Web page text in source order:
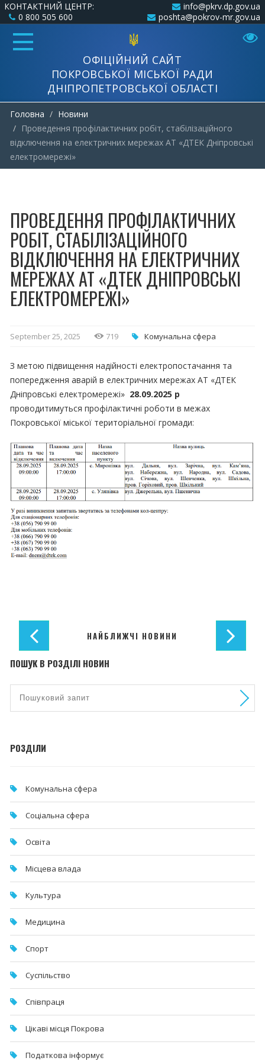
КОНТАКТНИЙ ЦЕНТР:
0 800 505 600
info@pkrv.dp.gov.ua
poshta@pokrov-mr.gov.ua
ОФІЦІЙНИЙ САЙТ
ПОКРОВСЬКОЇ МІСЬКОЇ РАДИ
ДНІПРОПЕТРОВСЬКОЇ ОБЛАСТІ
Головна
Новини
Проведення профілактичних робіт, стабілізаційного
відключення на електричних мережах АТ «ДТЕК Дніпровські
електромережі»
ПРОВЕДЕННЯ ПРОФІЛАКТИЧНИХ
РОБІТ, СТАБІЛІЗАЦІЙНОГО
ВІДКЛЮЧЕННЯ НА ЕЛЕКТРИЧНИХ
МЕРЕЖАХ АТ «ДТЕК ДНІПРОВСЬКІ
ЕЛЕКТРОМЕРЕЖІ»
September 25, 2025 719 Комунальна cфера
З метою підвищення надійності електропостачання та
попередження аварій в електричних мережах АТ «ДТЕК
Дніпровські електромережі» 28.09.2025 р
проводитимуться профілактичні роботи в межах
Покровської міської територіальної громади:
НАЙБЛИЖЧІ НОВИНИ
ПОШУК В РОЗДІЛІ НОВИН
РОЗДІЛИ
Комунальна cфера
Соціальна сфера
Освіта
Місцева влада
Культура
Медицина
Спорт
Суспільство
Співпраця
Цікаві місця Покрова
Податкова інформує